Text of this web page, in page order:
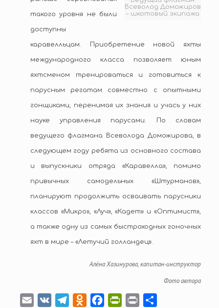
Всеволод Доможиров
– шкотовый экипажа
такого уровня не были
доступны
каравелльцам. Приобретение новой яхты
международного класса позволяет юным
яхтсменом тренироваться и готовиться к
парусным регатам совместно с опытными
гонщиками, перенимая их знания и учась у них
науке управления парусами. По словам
ведущего флагмана Всеволода Доможирова, в
следующем году ребята из основного состава
и выпускники отряда «Каравелла», помимо
привычных самодельных «Штурманов»,
планируют продолжить осваивать парусники
классов «Микро», «Луч», «Кадет» и «Оптимист»,
а также одну из самых быстроходных гоночных
яхт в мире – «Летучий голландец».
Алёна Хазинурова, капитан-инструктор
Фото автора
Email VK TelegramOdnoklassniki
FacebookPrintFriendly
Print